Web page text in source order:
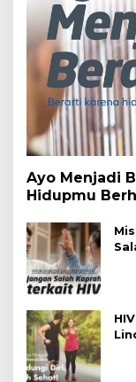
Ayo Menjadi
Hidupmu